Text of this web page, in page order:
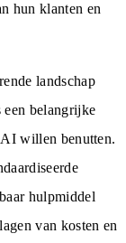
hun klanten en
landschap
belangrijke
willen benutten.
hulpmiddel
van kosten en